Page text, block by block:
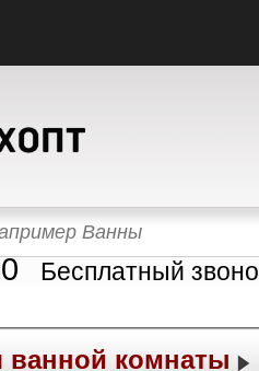
Бесплатный
ванной комнаты